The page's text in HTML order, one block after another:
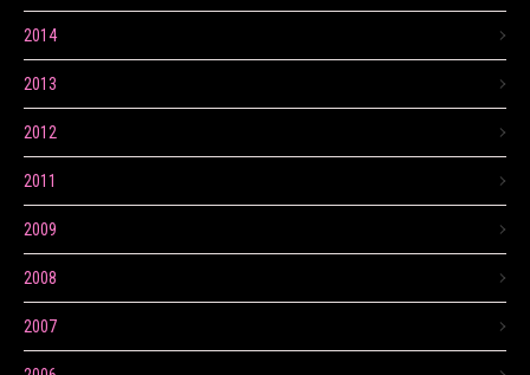
2014
2013
2012
2011
2009
2008
2007